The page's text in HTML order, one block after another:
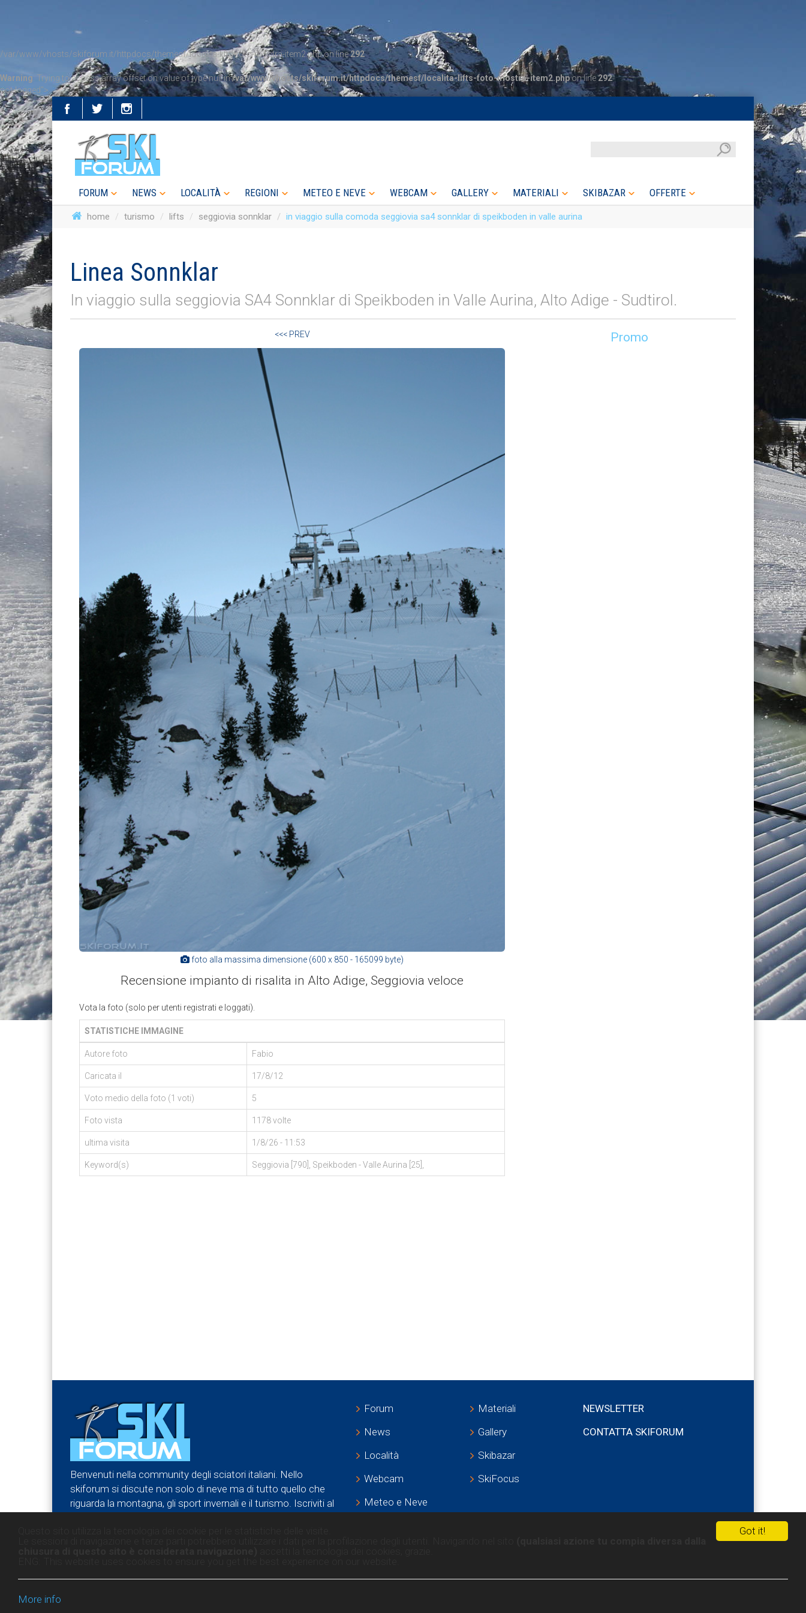
Got it!
More info
/var/www/vhosts/skiforum.it/httpdocs/themesf/localita-lifts-foto-mostra-item2.php on line292
Warning: Trying to access array offset on value of type null in/var/www/vhosts/skiforum.it/httpdocs/themesf/localita-lifts-foto-mostra-item2.phpon line292
not-logged">
FORUM NEWS LOCALITÀ REGIONI METEO E NEVE WEBCAM GALLERY MATERIALI SKIBAZAR OFFERTE
home turismo lifts seggiovia sonnklar in viaggio sulla comoda seggiovia sa4 sonnklar di speikboden in valle aurina
Linea Sonnklar
In viaggio sulla seggiovia SA4 Sonnklar di Speikboden in Valle Aurina, Alto Adige - Sudtirol.
<<< PREV
foto alla massima dimensione (600 x 850 - 165099 byte)
Recensione impianto di risalita in Alto Adige, Seggiovia veloce
Vota la foto (solo per utenti registrati e loggati).
STATISTICHE IMMAGINE
Autore foto Fabio
Caricata il 17/8/12
Voto medio della foto (1 voti) 5
Foto vista 1178 volte
ultima visita 1/8/26 - 11:53
Keyword(s) Seggiovia [790], Speikboden - Valle Aurina [25],
Promo
Benvenuti nella community degli sciatori italiani. Nello
skiforum si discute non solo di neve ma di tutto quello che
riguarda la montagna, gli sport invernali e il turismo. Iscriviti al
Forum
News
Località
Webcam
Meteo e Neve
Materiali
Gallery
Skibazar
SkiFocus
NEWSLETTER
CONTATTA SKIFORUM